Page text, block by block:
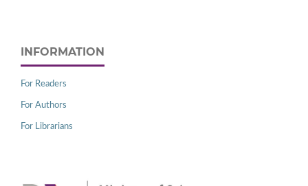
INFORMATION
For Readers
For Authors
For Librarians